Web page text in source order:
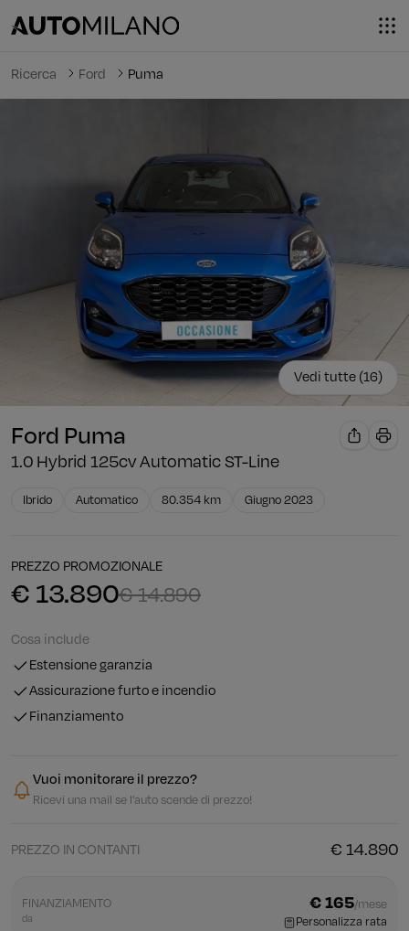
Ricerca Ford Puma
Vedi tutte (16)
Ford Puma
1.0 Hybrid 125cv Automatic ST-Line
Ibrido Automatico 80.354 km Giugno 2023
PREZZO PROMOZIONALE
€ 13.890€ 14.890
Cosa include
Estensione garanzia
Assicurazione furto e incendio
Finanziamento
Vuoi monitorare il prezzo?
Ricevi una mail se l'auto scende di prezzo!
PREZZO IN CONTANTI € 14.890
FINANZIAMENTO
da
€ 165/mese
Personalizza rata